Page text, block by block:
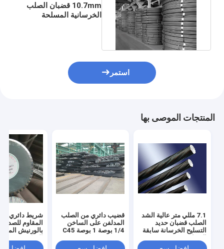
10.7mm قضبان الصلب
الخرسانية المسلحة
استمر
المنتجات الموصى بها
7.1 مللي متر عالية الشد
الصلب قضبان حديد
التسليح الخرسانة سابقة
قضيب دائري من الصلب
المدلفن على الساخن
1/4 بوصة 1 بوصة C45
شريط دائري من
المقاوم للصدأ
بالورنيش